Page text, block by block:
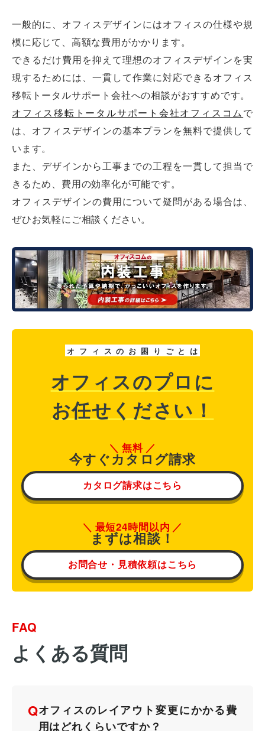
一般的に、オフィスデザインにはオフィスの仕様や規
模に応じて、高額な費用がかかります。
できるだけ費用を抑えて理想のオフィスデザインを実
現するためには、一貫して作業に対応できるオフィス
移転トータルサポート会社への相談がおすすめです。
オフィス移転トータルサポート会社オフィスコムで
は、オフィスデザインの基本プランを無料で提供して
います。
また、デザインから工事までの工程を一貫して担当で
きるため、費用の効率化が可能です。
オフィスデザインの費用について疑問がある場合は、
ぜひお気軽にご相談ください。
オ フ ィ ス の お 困 り ご と は
オフィスのプロに
お任せください！
無料
今すぐカタログ請求
カタログ請求はこちら
最短24時間以内
まずは相談！
お問合せ・見積依頼はこちら
FAQ
よくある質問
Qオフィスのレイアウト変更にかかる費
用はどれくらいですか？
お問合せ・見積依頼をする